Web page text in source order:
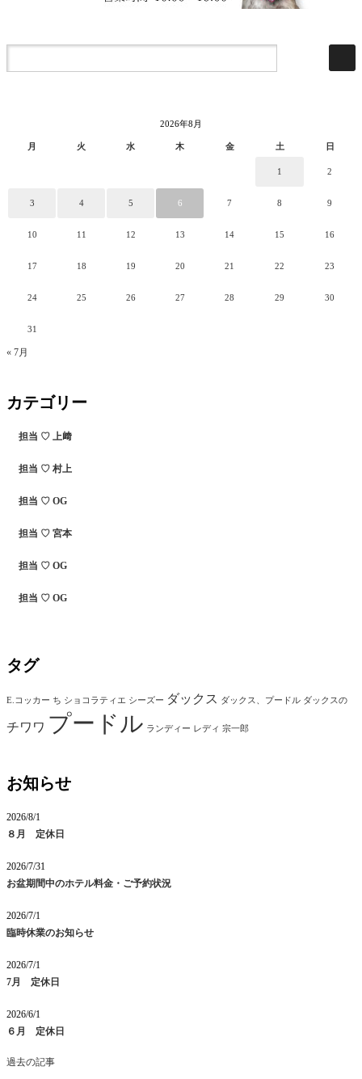
2026年8月
月 火 水 木 金 土 日
1 2
3 4 5 6 7 8 9
10 11 12 13 14 15 16
17 18 19 20 21 22 23
24 25 26 27 28 29 30
31
« 7月
カテゴリー
担当 ♡ 上﨑
担当 ♡ 村上
担当 ♡ OG
担当 ♡ 宮本
担当 ♡ OG
担当 ♡ OG
タグ
E.コッカー ち ショコラティエ シーズー ダックス ダックス、プードル ダックスの
チワワ プードル ランディー レディ 宗一郎
お知らせ
2026/8/1
８月 定休日
2026/7/31
お盆期間中のホテル料金・ご予約状況
2026/7/1
臨時休業のお知らせ
2026/7/1
7月 定休日
2026/6/1
６月 定休日
過去の記事